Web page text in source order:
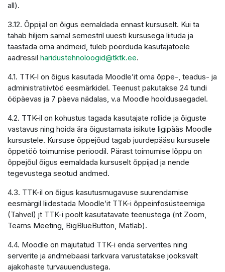
all).
3.12. Õppijal on õigus eemaldada ennast kursuselt. Kui ta
tahab hiljem samal semestril uuesti kursusega liituda ja
taastada oma andmeid, tuleb pöörduda kasutajatoele
aadressil haridustehnoloogid@tktk.ee.
4.1. TTK-l on õigus kasutada Moodle’it oma õppe-, teadus- ja
administratiivtöö eesmärkidel. Teenust pakutakse 24 tundi
ööpäevas ja 7 päeva nädalas, v.a Moodle hooldusaegadel.
4.2. TTK-il on kohustus tagada kasutajate rollide ja õiguste
vastavus ning hoida ära õigustamata isikute ligipääs Moodle
kursustele. Kursuse õppejõud tagab juurdepääsu kursusele
õppetöö toimumise perioodil. Pärast toimumise lõppu on
õppejõul õigus eemaldada kursuselt õppijad ja nende
tegevustega seotud andmed.
4.3. TTK-il on õigus kasutusmugavuse suurendamise
eesmärgil liidestada Moodle’it TTK-i õppeinfosüsteemiga
(Tahvel) jt TTK-i poolt kasutatavate teenustega (nt Zoom,
Teams Meeting, BigBlueButton, Matlab).
4.4. Moodle on majutatud TTK-i enda serverites ning
serverite ja andmebaasi tarkvara varustatakse jooksvalt
ajakohaste turvauuendustega.